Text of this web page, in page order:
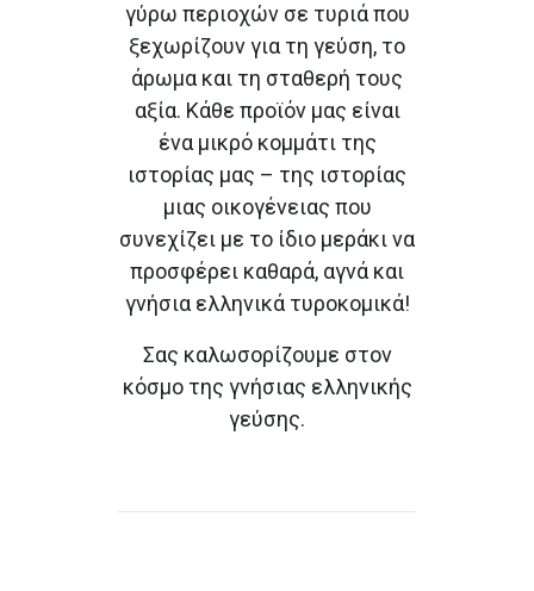
γύρω περιοχών σε τυριά που
ξεχωρίζουν για τη γεύση, το
άρωμα και τη σταθερή τους
αξία. Κάθε προϊόν μας είναι
ένα μικρό κομμάτι της
ιστορίας μας – της ιστορίας
μιας οικογένειας που
συνεχίζει με το ίδιο μεράκι να
προσφέρει καθαρά, αγνά και
γνήσια ελληνικά τυροκομικά!
Σας καλωσορίζουμε στον
κόσμο της γνήσιας ελληνικής
γεύσης.